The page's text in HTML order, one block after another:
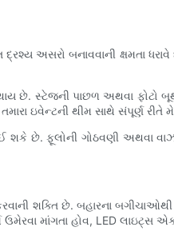
અસરો બનાવવાની ક્ષમતા
થાય છે. સ્ટેજની પાછળ અથવા
ઇવેન્ટની થીમ સાથે સંપૂર્ણ રીતે
છે. ફૂલોની ગોઠવણી અથવા
શક્તિ છે. બહારના
માંગતા હોવ, LED લાઇટ્સ